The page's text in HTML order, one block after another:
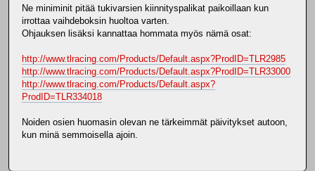
Ne miniminit pitää tukivarsien kiinnityspalikat paikoillaan kun
irrottaa vaihdeboksin huoltoa varten.
Ohjauksen lisäksi kannattaa hommata myös nämä osat:
http://www.tlracing.com/Products/Default.aspx?ProdID=TLR2985
http://www.tlracing.com/Products/Default.aspx?ProdID=TLR33000
http://www.tlracing.com/Products/Default.aspx?
ProdID=TLR334018
Noiden osien huomasin olevan ne tärkeimmät päivitykset autoon,
kun minä semmoisella ajoin.